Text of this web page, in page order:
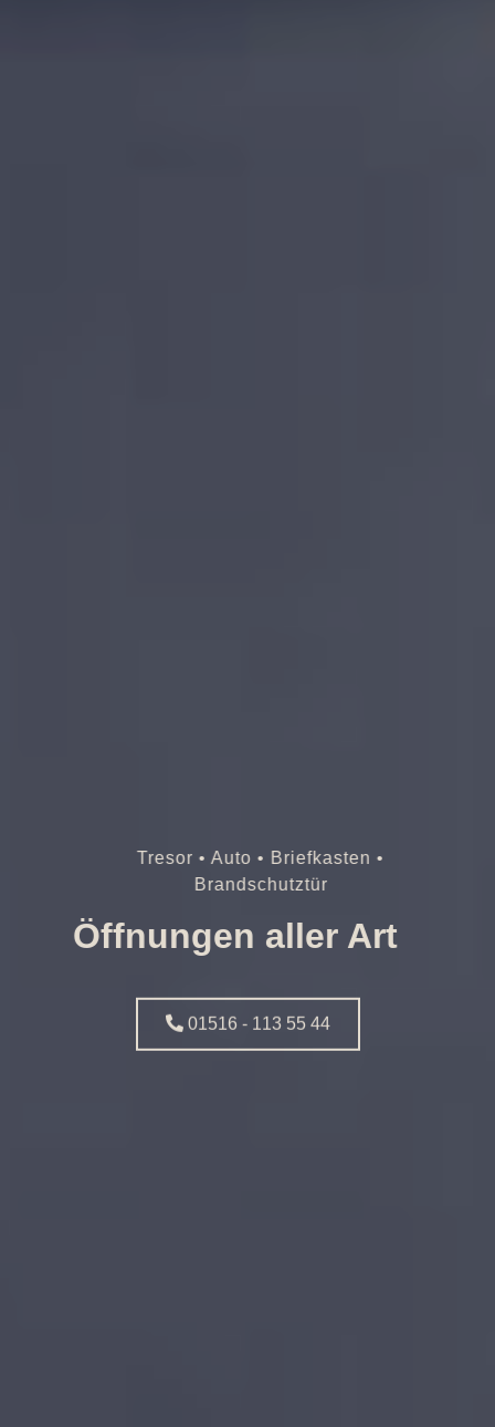
Tresor • Auto • Briefkasten •
Brandschutztür
Öffnungen aller Art
01516 - 113 55 44